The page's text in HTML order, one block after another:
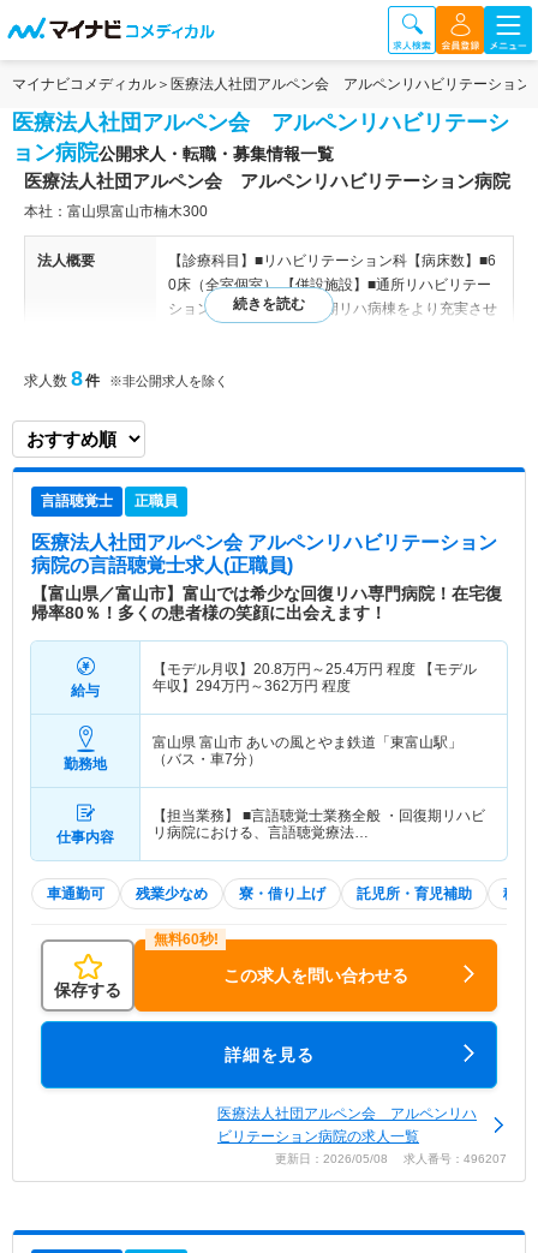
マイナビコメディカル 医療法人社団アルペン会 アルペンリハビリテーション
医療法人社団アルペン会 アルペンリハビリテーシ
ョン病院公開求人・転職・募集情報一覧
医療法人社団アルペン会 アルペンリハビリテーション病院
本社：富山県富山市楠木300
法人概要
【診療科目】■リハビリテーション科【病床数】■6
0床（全室個室） 【併設施設】■通所リハビリテー
ション あいの風 ■回復期リハ病棟をより充実させ
力できる体制をさらに深めていきます。 ■専門的リ
未就学児童の預入可能な認可保育園あり。 【事業
所】 【関連施設】 ■医療法人社団アルペン会 アル
ハビリテーションきたまえ（平成24年6月開設） ■
社会福祉法人アルペン会 アルペンハイツ（特別養
護老人ホーム、短期入所生活介護、居宅介護支援事
業所・地域包括支援センター・デイサービスセンタ
ー併設） 軽費老人ホーム ケアハウスとやま（ヘル
パーステーション併設） あしたねの森（特別養護
老人ホーム、ショートステイ、デイサービス、ガン
バ村保育園併設）
病院情報補足 電子カルテ導入済み
リハビリテーション科を主体とする病院を始め、通
所リハビリテーションと事業を展開し、運営されて
いる法人です。ご利用者様の順調な復帰を支えるべ
く、最適なサービス提供のため職員一同日々努めら
れております。
求人数 8件 ※非公開求人を除く
言語聴覚士 正職員
医療法人社団アルペン会 アルペンリハビリテーション
病院の言語聴覚士求人(正職員)
【富山県／富山市】富山では希少な回復リハ専門病院！在宅復
帰率80％！多くの患者様の笑顔に出会えます！
給与
【モデル月収】 20.8万円～25.4万円 程度 【モデル
年収】 294万円～362万円 程度
勤務地
富山県 富山市 あいの風とやま鉄道「東富山駅」
（バス・車7分）
仕事内容
【担当業務】 ■言語聴覚士業務全般 ・回復期リハビ
リ病院における、言語聴覚療法…
車通勤可 残業少なめ 寮・借り上げ 託児所・育児補助 積極
保存する
この求人を問い合わせる
詳細を見る
医療法人社団アルペン会 アルペンリハ
ビリテーション病院の求人一覧
更新日：2026/05/08 求人番号：496207